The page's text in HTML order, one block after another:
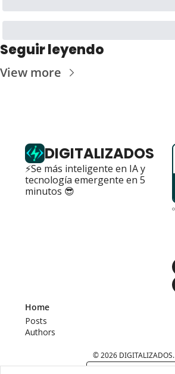
Seguir leyendo
View more
DIGITALIZADOS
⚡Se más inteligente en IA y
tecnología emergente en 5
minutos 😎
Home
Posts
Authors
© 2026 DIGITALIZADOS.